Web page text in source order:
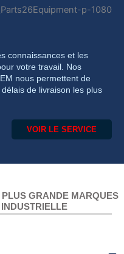
connaissances et les
votre travail. Nos
nous permettent de
de livraison les plus
VOIR LE SERVICE
GRANDE MARQUES